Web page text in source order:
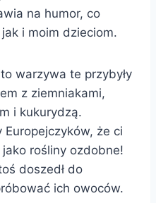
na humor, co
i moim dzieciom.
warzywa te przybyły
z ziemniakami,
i kukurydzą.
Europejczyków, że ci
rośliny ozdobne!
doszedł do
ich owoców.